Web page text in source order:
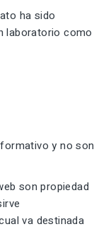
ha sido
laboratorio como
y no son
son propiedad
va destinada